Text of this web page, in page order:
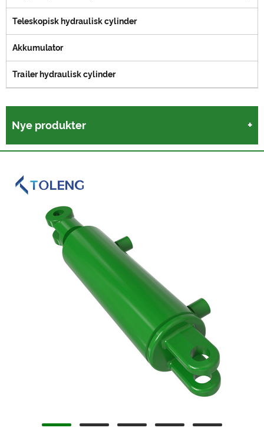
Teleskopisk hydraulisk cylinder
Akkumulator
Trailer hydraulisk cylinder
Nye produkter